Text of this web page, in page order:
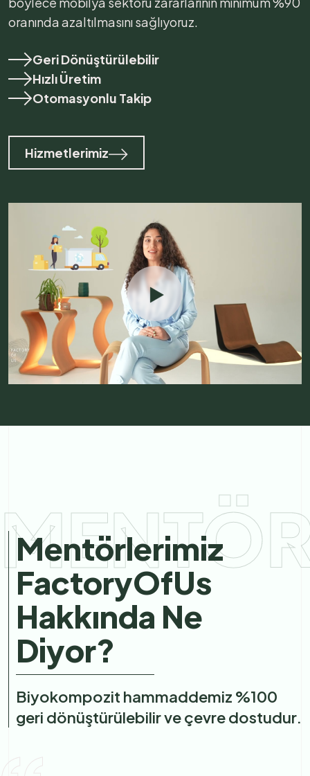
oranında azaltılmasını sağlıyoruz.
Geri Dönüştürülebilir
Hızlı Üretim
Otomasyonlu Takip
Hizmetlerimiz
Mentörlerimiz
FactoryOfUs
Hakkında Ne
Diyor?
Biyokompozit hammaddemiz %100
geri dönüştürülebilir ve çevre dostudur.